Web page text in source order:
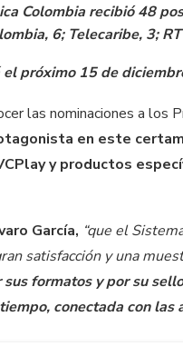
Colombia recibió 48
6; Telecaribe, 3;
próximo 15 de
las nominaciones a
en este
y productos
García, “que el
satisfacción y una
formatos y por su
conectada con las